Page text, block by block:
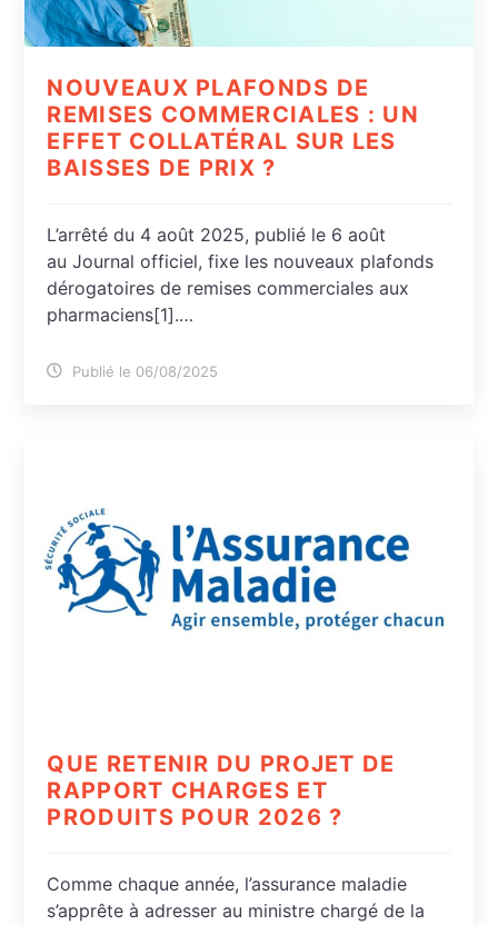
NOUVEAUX PLAFONDS DE
REMISES COMMERCIALES : UN
EFFET COLLATÉRAL SUR LES
BAISSES DE PRIX ?
L’arrêté du 4 août 2025, publié le 6 août
au Journal officiel, fixe les nouveaux plafonds
dérogatoires de remises commerciales aux
pharmaciens[1].…
Publié le 06/08/2025
QUE RETENIR DU PROJET DE
RAPPORT CHARGES ET
PRODUITS POUR 2026 ?
Comme chaque année, l’assurance maladie
s’apprête à adresser au ministre chargé de la